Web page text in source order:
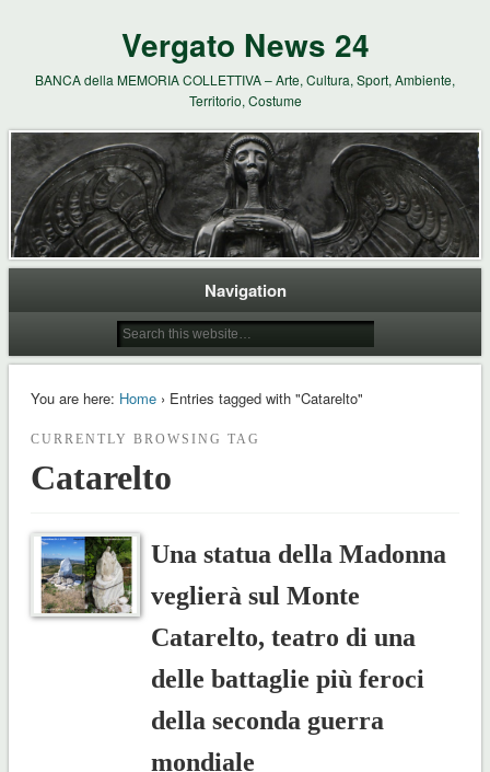
Vergato News 24
BANCA della MEMORIA COLLETTIVA – Arte, Cultura, Sport, Ambiente,
Territorio, Costume
Navigation
You are here: Home› Entries tagged with "Catarelto"
CURRENTLY BROWSING TAG
Catarelto
Una statua della Madonna
veglierà sul Monte
Catarelto, teatro di una
delle battaglie più feroci
della seconda guerra
mondiale